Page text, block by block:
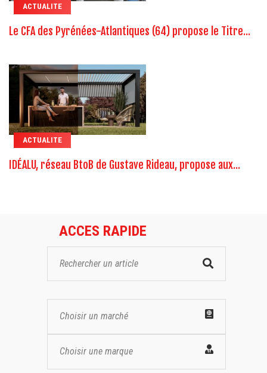
ACTUALITE
Le CFA des Pyrénées-Atlantiques (64) propose le Titre...
ACTUALITE
IDÉALU, réseau BtoB de Gustave Rideau, propose aux...
ACCES RAPIDE
Choisir un marché
Choisir une marque